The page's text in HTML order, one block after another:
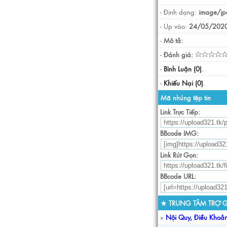
- Định dạng: image/
- Up vào: 24/05/
- Mô tả:
- Đánh giá:
- Bình Luận (0).
- Khiếu Nại (0).
Mã nhúng tệp tin
Link Trực Tiếp:
BBcode IMG:
Link Rút Gọn:
BBcode URL:
★ TRUNG TÂM TRỢ
» Nội Quy, Điều